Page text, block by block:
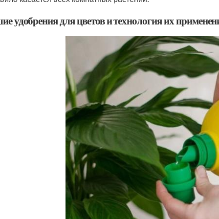
удобрения для цветов и технология их